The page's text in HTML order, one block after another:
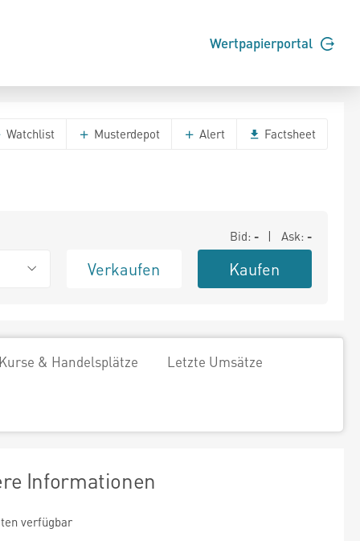
Wertpapierportal
Watchlist Musterdepot Alert Factsheet
Bid: - | Ask: -
Verkaufen Kaufen
& Handelsplätze Letzte Umsätze
Informationen
verfügbar